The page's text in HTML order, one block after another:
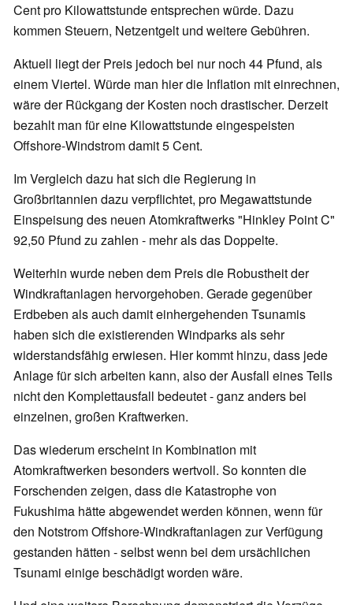
Cent pro Kilowattstunde entsprechen würde. Dazu
kommen Steuern, Netzentgelt und weitere Gebühren.
Aktuell liegt der Preis jedoch bei nur noch 44 Pfund, als
einem Viertel. Würde man hier die Inflation mit einrechnen,
wäre der Rückgang der Kosten noch drastischer. Derzeit
bezahlt man für eine Kilowattstunde eingespeisten
Offshore-Windstrom damit 5 Cent.
Im Vergleich dazu hat sich die Regierung in
Großbritannien dazu verpflichtet, pro Megawattstunde
Einspeisung des neuen Atomkraftwerks "Hinkley Point C"
92,50 Pfund zu zahlen - mehr als das Doppelte.
Weiterhin wurde neben dem Preis die Robustheit der
Windkraftanlagen hervorgehoben. Gerade gegenüber
Erdbeben als auch damit einhergehenden Tsunamis
haben sich die existierenden Windparks als sehr
widerstandsfähig erwiesen. Hier kommt hinzu, dass jede
Anlage für sich arbeiten kann, also der Ausfall eines Teils
nicht den Komplettausfall bedeutet - ganz anders bei
einzelnen, großen Kraftwerken.
Das wiederum erscheint in Kombination mit
Atomkraftwerken besonders wertvoll. So konnten die
Forschenden zeigen, dass die Katastrophe von
Fukushima hätte abgewendet werden können, wenn für
den Notstrom Offshore-Windkraftanlagen zur Verfügung
gestanden hätten - selbst wenn bei dem ursächlichen
Tsunami einige beschädigt worden wäre.